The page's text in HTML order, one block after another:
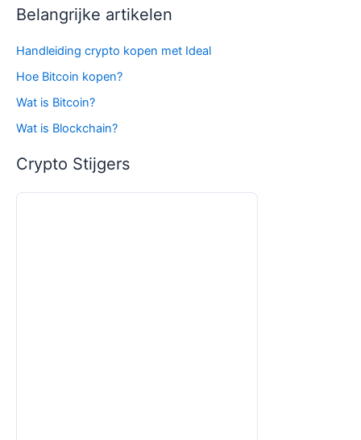
Belangrijke artikelen
Handleiding crypto kopen met Ideal
Hoe Bitcoin kopen?
Wat is Bitcoin?
Wat is Blockchain?
Crypto Stijgers